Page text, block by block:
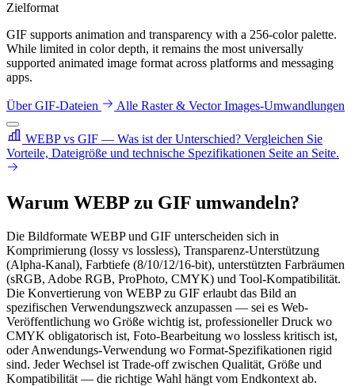
Zielformat
GIF supports animation and transparency with a 256-color palette.
While limited in color depth, it remains the most universally
supported animated image format across platforms and messaging
apps.
Über GIF-Dateien Alle Raster & Vector Images-Umwandlungen
WEBP vs GIF — Was ist der Unterschied? Vergleichen Sie
Vorteile, Dateigröße und technische Spezifikationen Seite an Seite.
Warum WEBP zu GIF umwandeln?
Die Bildformate WEBP und GIF unterscheiden sich in
Komprimierung (lossy vs lossless), Transparenz-Unterstützung
(Alpha-Kanal), Farbtiefe (8/10/12/16-bit), unterstützten Farbräumen
(sRGB, Adobe RGB, ProPhoto, CMYK) und Tool-Kompatibilität.
Die Konvertierung von WEBP zu GIF erlaubt das Bild an
spezifischen Verwendungszweck anzupassen — sei es Web-
Veröffentlichung wo Größe wichtig ist, professioneller Druck wo
CMYK obligatorisch ist, Foto-Bearbeitung wo lossless kritisch ist,
oder Anwendungs-Verwendung wo Format-Spezifikationen rigid
sind. Jeder Wechsel ist Trade-off zwischen Qualität, Größe und
Kompatibilität — die richtige Wahl hängt vom Endkontext ab.